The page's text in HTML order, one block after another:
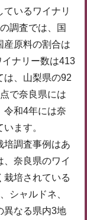
いるワイナリ
調査では、国
産原料の割合は
ナリー数は413
は、山梨県の92
で奈良県には
令和4年には奈
ます。
培調査事例はあ
、奈良県のワイ
栽培されている
シャルドネ、
異なる県内3地